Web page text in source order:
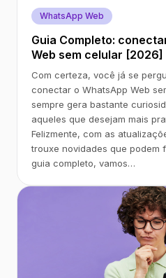
WhatsApp Web
Guia Completo:
Web sem celular [2026]
Com certeza, você já se
conectar o WhatsApp Web
sempre gera bastante
aqueles que desejam mais
Felizmente, com as
trouxe novidades que podem
guia completo, vamos…